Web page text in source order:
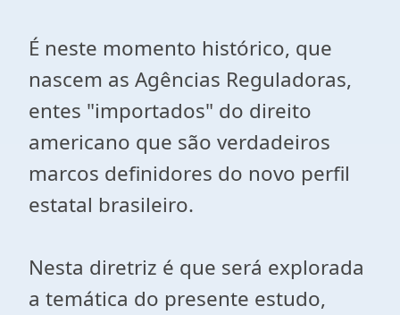
É neste momento histórico, que
nascem as Agências Reguladoras,
entes "importados" do direito
americano que são verdadeiros
marcos definidores do novo perfil
estatal brasileiro.
Nesta diretriz é que será explorada
a temática do presente estudo,